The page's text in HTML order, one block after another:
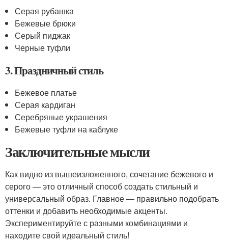
Серая рубашка
Бежевые брюки
Серый пиджак
Черные туфли
3. Праздничный стиль
Бежевое платье
Серая кардиган
Серебряные украшения
Бежевые туфли на каблуке
Заключительные мысли
Как видно из вышеизложенного, сочетание бежевого и
серого — это отличный способ создать стильный и
универсальный образ. Главное — правильно подобрать
оттенки и добавить необходимые акценты.
Экспериментируйте с разными комбинациями и
находите свой идеальный стиль!